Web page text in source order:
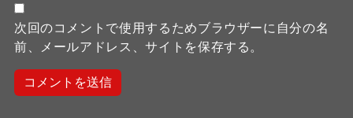
次回のコメントで使用するためブラウザーに自分の名
前、メールアドレス、サイトを保存する。